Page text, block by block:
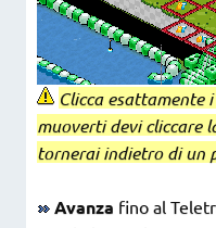
Clicca esattamente
muoverti devi cliccare
tornerai indietro di un
Avanza fino al